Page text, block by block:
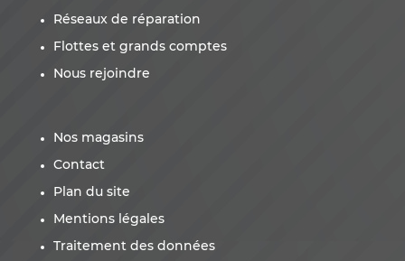
Réseaux de réparation
Flottes et grands comptes
Nous rejoindre
Nos magasins
Contact
Plan du site
Mentions légales
Traitement des données